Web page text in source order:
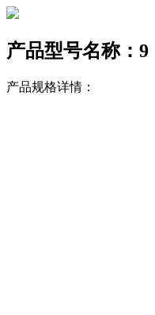
产品型号名称：9
产品规格详情：